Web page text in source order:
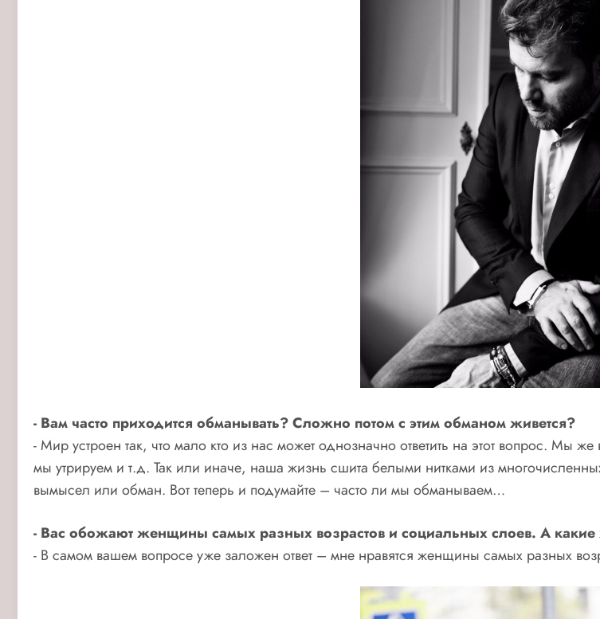
- Вам часто приходится обманывать? Сложно потом с этим обманом живется?
- Мир устроен так, что мало кто из нас может однозначно ответить на этот вопрос.
мы утрируем и т.д. Так или иначе, наша жизнь сшита белыми нитками из
вымысел или обман. Вот теперь и подумайте – часто ли мы обманываем…
- Вас обожают женщины самых разных возрастов и социальных слоев. А
- В самом вашем вопросе уже заложен ответ – мне нравятся женщины самых разных